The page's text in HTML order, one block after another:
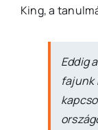
King, a
Eddig
fajunk